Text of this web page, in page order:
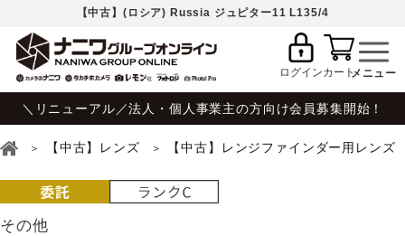
【中古】(ロシア) Russia ジュピター11 L135/4
ログインカート
＼リニューアル／法人・個人事業主の方向け会員募集開始！
【中古】レンズ 【中古】レンジファインダー用レンズ
その他